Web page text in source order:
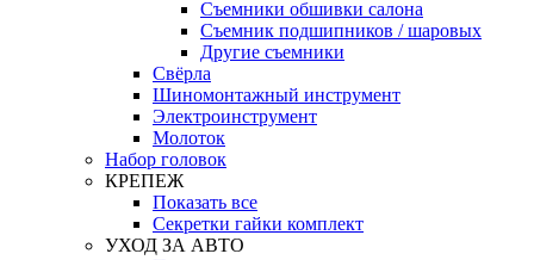
Съемники обшивки салона
Съемник подшипников / шаровых
Другие съемники
Свёрла
Шиномонтажный инструмент
Электроинструмент
Молоток
Набор головок
КРЕПЕЖ
Показать все
Секретки гайки комплект
УХОД ЗА АВТО